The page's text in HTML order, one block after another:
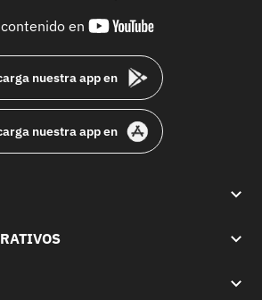
en
youtube-
nuestra app en
nuestra app en